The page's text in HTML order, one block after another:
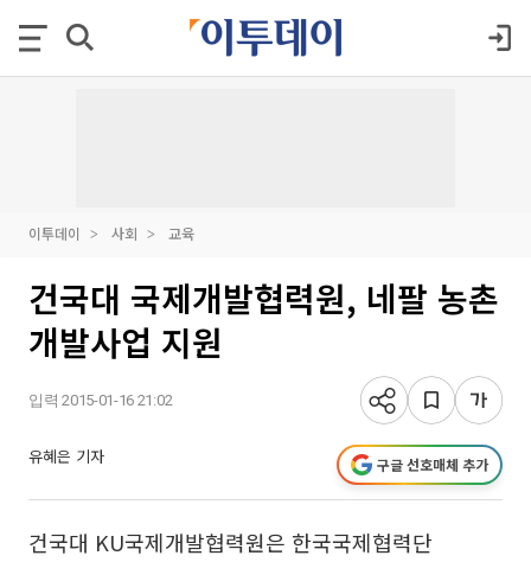
이투데이 사회 교육
건국대 국제개발협력원, 네팔 농촌
개발사업 지원
입력 2015-01-16 21:02
유혜은 기자 구글 선호매체 추가
건국대 KU국제개발협력원은 한국국제협력단